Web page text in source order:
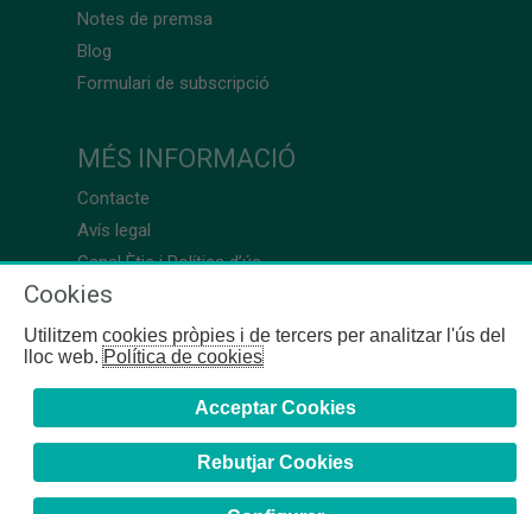
Notes de premsa
Blog
Formulari de subscripció
MÉS INFORMACIÓ
Contacte
Avís legal
Canal Ètic i Política d’ús
Cookies
Utilitzem cookies pròpies i de tercers per analitzar l'ús del
lloc web.Política de cookies
Acceptar Cookies
Rebutjar Cookies